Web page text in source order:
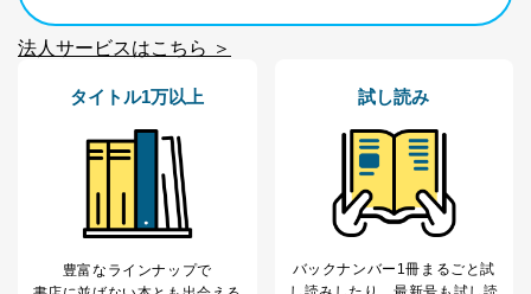
当社の従業者の個
人情報
人事、総務などの雇用管理等のた
企業）からの委託
定期購読サービス
等をご利用の方の
提携企業及びお客様がご購入され
ル等による商品、
サービス、キャンペーン等の広告
に関するご案内のため
7
SNS公式アカウン
トに登録された方
当社のサービス利用状況の把握お
よびその分析のため
処、オペレーター教育など応対品
法人サービスはこちら ＞
タイトル1万以上
豊富なラインナップで
試し読み
バックナンバー1冊まるごと試